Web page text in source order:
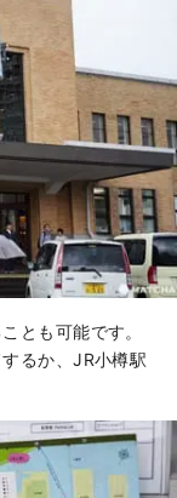
とも可能です。
るか、JR小樽駅